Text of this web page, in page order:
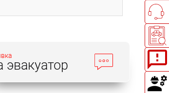
эвакуатор